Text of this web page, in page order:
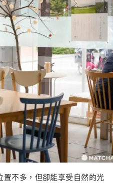
不多，但卻能享受自然的光